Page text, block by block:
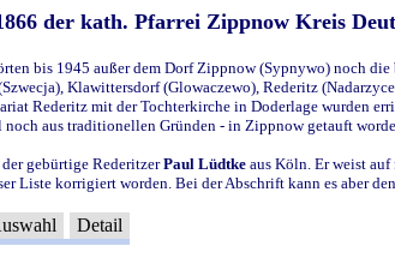
der kath. Pfarrei Zippnow Kreis
bis 1945 außer dem Dorf Zippnow (Sypnywo) noch
Klawittersdorf (Glowaczewo), Rederitz
Rederitz mit der Tochterkirche in Doderlage wurden
noch aus traditionellen Gründen - in Zippnow getauft
gebürtige RederitzerPaul Lüdtke aus Köln. Er weist
Liste korrigiert worden. Bei der Abschrift kann es aber
Detail